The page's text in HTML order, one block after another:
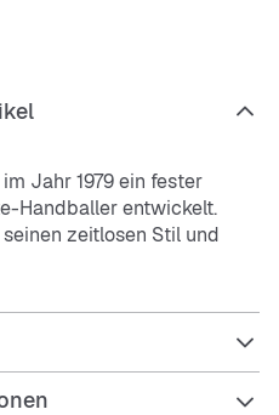
Jahr 1979 ein fester
Handballer entwickelt.
zeitlosen Stil und
Wildleder verleiht
auf der Straße auffällt.Die
Vintage-Vibe und
Das
in Goldfolie auf der
Authentizität.Ob du die